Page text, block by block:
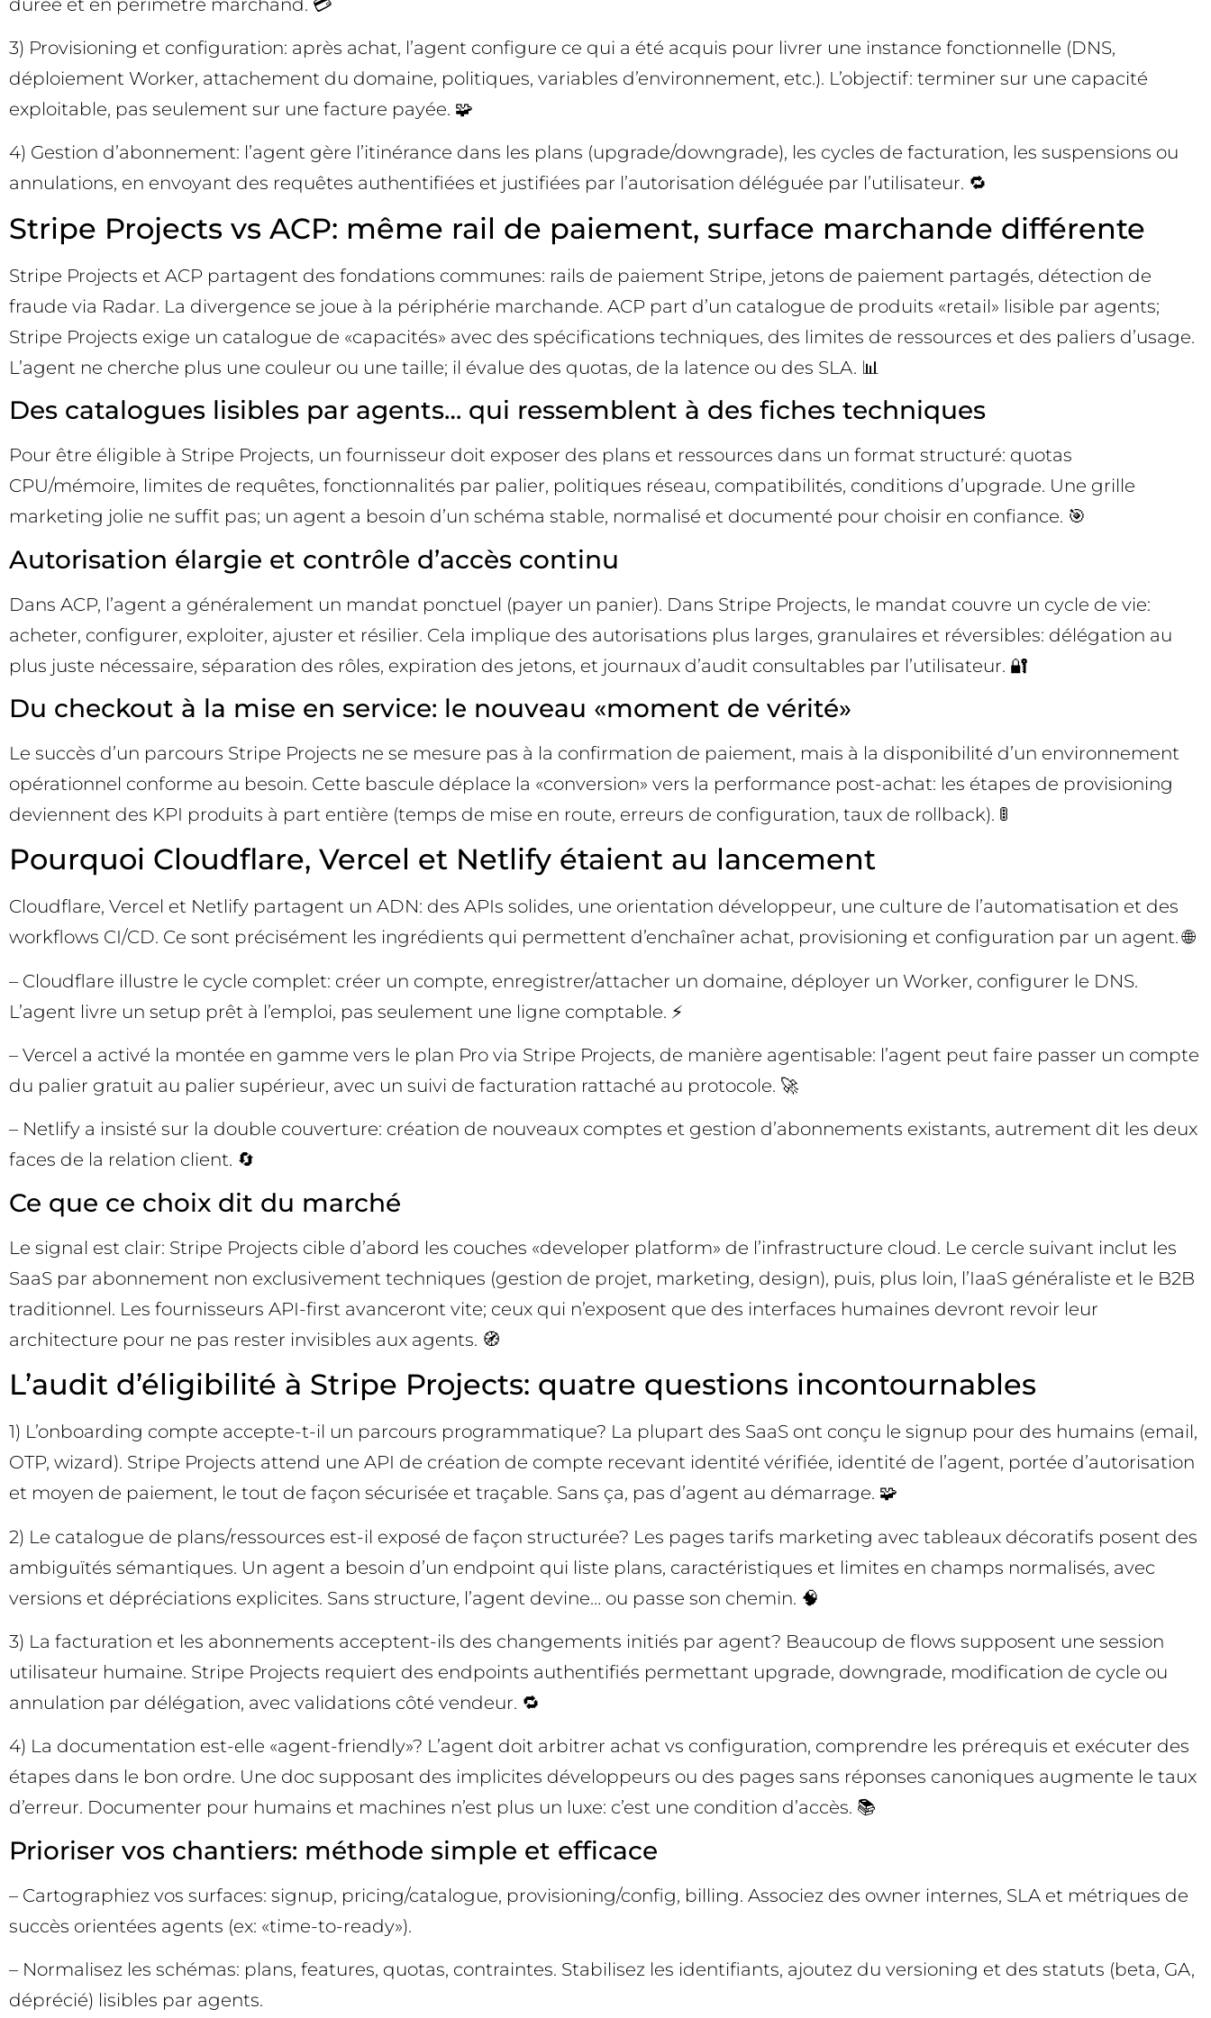
3) Provisioning et configuration: après achat, l’agent configure ce qui a été acquis pour livrer une instance fonctionnelle (DNS,
déploiement Worker, attachement du domaine, politiques, variables d’environnement, etc.). L’objectif: terminer sur une capacité
exploitable, pas seulement sur une facture payée. 🧩
4) Gestion d’abonnement: l’agent gère l’itinérance dans les plans (upgrade/downgrade), les cycles de facturation, les suspensions ou
annulations, en envoyant des requêtes authentifiées et justifiées par l’autorisation déléguée par l’utilisateur. 🔁
Stripe Projects vs ACP: même rail de paiement, surface marchande différente
Stripe Projects et ACP partagent des fondations communes: rails de paiement Stripe, jetons de paiement partagés, détection de
fraude via Radar. La divergence se joue à la périphérie marchande. ACP part d’un catalogue de produits «retail» lisible par agents;
Stripe Projects exige un catalogue de «capacités» avec des spécifications techniques, des limites de ressources et des paliers d’usage.
L’agent ne cherche plus une couleur ou une taille; il évalue des quotas, de la latence ou des SLA. 📊
Des catalogues lisibles par agents… qui ressemblent à des fiches techniques
Pour être éligible à Stripe Projects, un fournisseur doit exposer des plans et ressources dans un format structuré: quotas
CPU/mémoire, limites de requêtes, fonctionnalités par palier, politiques réseau, compatibilités, conditions d’upgrade. Une grille
marketing jolie ne suffit pas; un agent a besoin d’un schéma stable, normalisé et documenté pour choisir en confiance. 🎯
Autorisation élargie et contrôle d’accès continu
Dans ACP, l’agent a généralement un mandat ponctuel (payer un panier). Dans Stripe Projects, le mandat couvre un cycle de vie:
acheter, configurer, exploiter, ajuster et résilier. Cela implique des autorisations plus larges, granulaires et réversibles: délégation au
plus juste nécessaire, séparation des rôles, expiration des jetons, et journaux d’audit consultables par l’utilisateur. 🔐
Du checkout à la mise en service: le nouveau «moment de vérité»
Le succès d’un parcours Stripe Projects ne se mesure pas à la confirmation de paiement, mais à la disponibilité d’un environnement
opérationnel conforme au besoin. Cette bascule déplace la «conversion» vers la performance post-achat: les étapes de provisioning
deviennent des KPI produits à part entière (temps de mise en route, erreurs de configuration, taux de rollback). 🚦
Pourquoi Cloudflare, Vercel et Netlify étaient au lancement
Cloudflare, Vercel et Netlify partagent un ADN: des APIs solides, une orientation développeur, une culture de l’automatisation et des
workflows CI/CD. Ce sont précisément les ingrédients qui permettent d’enchaîner achat, provisioning et configuration par un agent. 🌐
– Cloudflare illustre le cycle complet: créer un compte, enregistrer/attacher un domaine, déployer un Worker, configurer le DNS.
L’agent livre un setup prêt à l’emploi, pas seulement une ligne comptable. ⚡
– Vercel a activé la montée en gamme vers le plan Pro via Stripe Projects, de manière agentisable: l’agent peut faire passer un compte
du palier gratuit au palier supérieur, avec un suivi de facturation rattaché au protocole. 🚀
– Netlify a insisté sur la double couverture: création de nouveaux comptes et gestion d’abonnements existants, autrement dit les deux
faces de la relation client. 🔄
Ce que ce choix dit du marché
Le signal est clair: Stripe Projects cible d’abord les couches «developer platform» de l’infrastructure cloud. Le cercle suivant inclut les
SaaS par abonnement non exclusivement techniques (gestion de projet, marketing, design), puis, plus loin, l’IaaS généraliste et le B2B
traditionnel. Les fournisseurs API-first avanceront vite; ceux qui n’exposent que des interfaces humaines devront revoir leur
architecture pour ne pas rester invisibles aux agents. 🧭
L’audit d’éligibilité à Stripe Projects: quatre questions incontournables
1) L’onboarding compte accepte-t-il un parcours programmatique? La plupart des SaaS ont conçu le signup pour des humains (email,
OTP, wizard). Stripe Projects attend une API de création de compte recevant identité vérifiée, identité de l’agent, portée d’autorisation
et moyen de paiement, le tout de façon sécurisée et traçable. Sans ça, pas d’agent au démarrage. 🧩
2) Le catalogue de plans/ressources est-il exposé de façon structurée? Les pages tarifs marketing avec tableaux décoratifs posent des
ambiguïtés sémantiques. Un agent a besoin d’un endpoint qui liste plans, caractéristiques et limites en champs normalisés, avec
versions et dépréciations explicites. Sans structure, l’agent devine… ou passe son chemin. 🧠
3) La facturation et les abonnements acceptent-ils des changements initiés par agent? Beaucoup de flows supposent une session
utilisateur humaine. Stripe Projects requiert des endpoints authentifiés permettant upgrade, downgrade, modification de cycle ou
annulation par délégation, avec validations côté vendeur. 🔁
4) La documentation est-elle «agent-friendly»? L’agent doit arbitrer achat vs configuration, comprendre les prérequis et exécuter des
étapes dans le bon ordre. Une doc supposant des implicites développeurs ou des pages sans réponses canoniques augmente le taux
d’erreur. Documenter pour humains et machines n’est plus un luxe: c’est une condition d’accès. 📚
Prioriser vos chantiers: méthode simple et efficace
– Cartographiez vos surfaces: signup, pricing/catalogue, provisioning/config, billing. Associez des owner internes, SLA et métriques de
succès orientées agents (ex: «time-to-ready»).
– Normalisez les schémas: plans, features, quotas, contraintes. Stabilisez les identifiants, ajoutez du versioning et des statuts (beta, GA,
déprécié) lisibles par agents.